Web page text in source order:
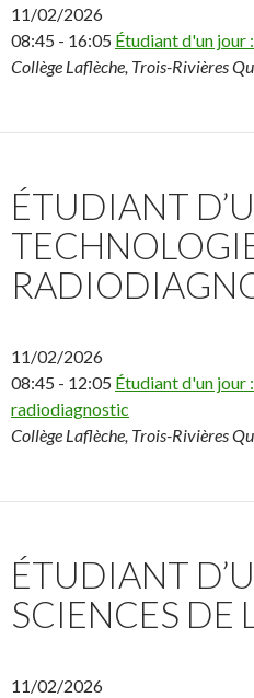
11/02/2026
08:45 - 16:05 Étudiant d'un jour
Collège Laflèche, Trois-Rivières
ÉTUDIANT
11/02/2026
08:45 - 12:05 Étudiant d'un jour
radiodiagnostic
Collège Laflèche, Trois-Rivières
ÉTUDIANT
SCIENCES DE
11/02/2026